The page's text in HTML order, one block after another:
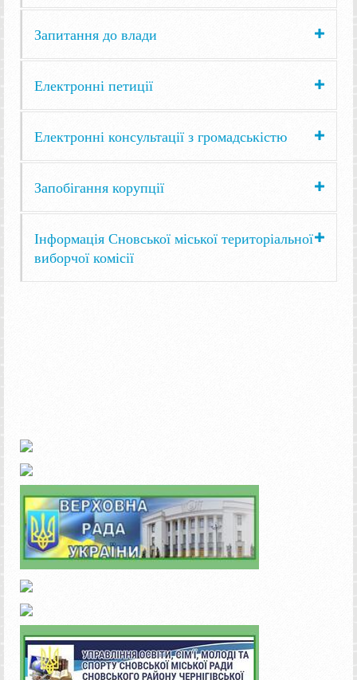
Запитання до влади
Електронні петиції
Електронні консультації з громадськістю
Запобігання корупції
Інформація Сновської міської територіальної
виборчої комісії